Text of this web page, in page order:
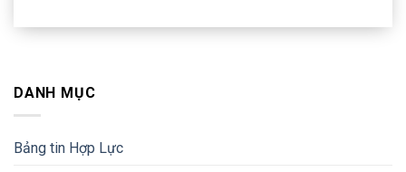
DANH MỤC
Bảng tin Hợp Lực